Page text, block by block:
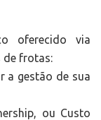
oferecido via
de frotas:
a gestão de sua
ou Custo